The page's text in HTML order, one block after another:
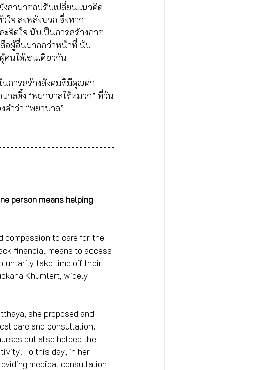
สามารถปรับเปลี่ยนแนวคิด
ใจ ส่งพลังบวก ซึ่งหาก
จิตใจ นับเป็นการสร้างการ
ลือผู้อื่นมากกว่าหน้าที่ นับ
นได้เช่นเดียวกัน
นการสร้างสังคมที่มีคุณค่า
าลติ๋ง “พยาบาลไร้หมวก” ที่วัน
คำว่า “พยาบาล”
person means helping
compassion to care for the
financial means to access
take time off their
Khumlert, widely
she proposed and
care and consultation.
but also helped the
To this day, in her
medical consultation